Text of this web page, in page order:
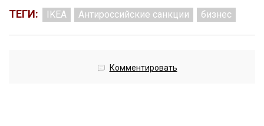
ТЕГИ: IKEA Антироссийские санкции бизнес
Комментировать